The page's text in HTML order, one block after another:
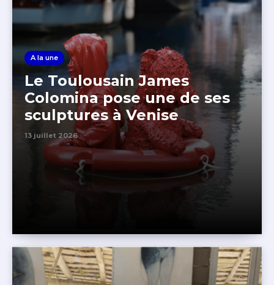
A la une
Le Toulousain James
Colomina pose une de ses
sculptures à Venise
13 juillet 2026